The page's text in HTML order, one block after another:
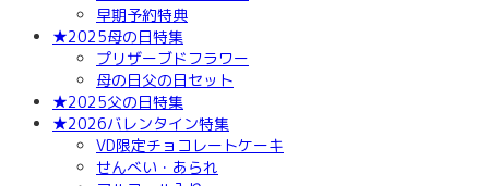
早期予約特典
★2025母の日特集
プリザーブドフラワー
母の日父の日セット
★2025父の日特集
★2026バレンタイン特集
VD限定チョコレートケーキ
せんべい・あられ